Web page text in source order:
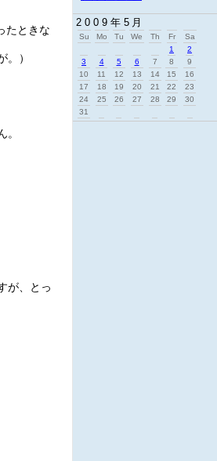
たときな
）
が、とっ
2009年5月
Su Mo Tu We Th Fr
Sa
1
2
3
4 5 6 7 8
9
10
11 12 13 14 15
16
17
18 19 20 21 22
23
24
25 26 27 28 29
30
31